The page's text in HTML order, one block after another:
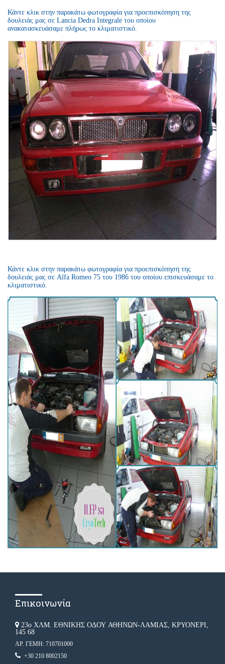
Κάντε κλικ στην παρακάτω φωτογραφία για προεπισκόπηση της
δουλειάς μας σε Lancia Dedra Integrale του οποίου
ανακατασκευάσαμε πλήρως το κλιματιστικό.
Κάντε κλικ στην παρακάτω φωτογραφία για προεπισκόπηση της
δουλειάς μας σε Alfa Romeo 75 του 1986 του οποίου επισκευάσαμε το
κλιματιστικό.
Επικοινωνία
23ο ΧΛΜ. ΕΘΝΙΚΗΣ ΟΔΟΥ ΑΘΗΝΩΝ-ΛΑΜΙΑΣ, ΚΡΥΟΝΕΡΙ,
145 68
ΑΡ. ΓΕΜΗ: 710701000
+30 210 8002150